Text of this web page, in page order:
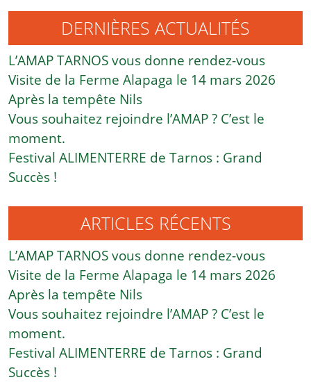
DERNIÈRES ACTUALITÉS
L’AMAP TARNOS vous donne rendez-vous
Visite de la Ferme Alapaga le 14 mars 2026
Après la tempête Nils
Vous souhaitez rejoindre l’AMAP ? C’est le
moment.
Festival ALIMENTERRE de Tarnos : Grand
Succès !
ARTICLES RÉCENTS
L’AMAP TARNOS vous donne rendez-vous
Visite de la Ferme Alapaga le 14 mars 2026
Après la tempête Nils
Vous souhaitez rejoindre l’AMAP ? C’est le
moment.
Festival ALIMENTERRE de Tarnos : Grand
Succès !